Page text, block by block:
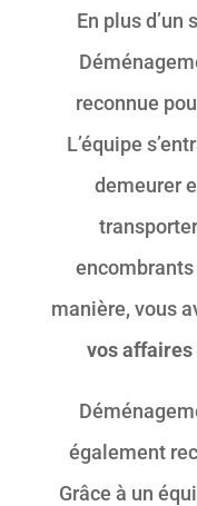
En plus
reconnue
L’équipe
demeurer
manière, vous
vos affaires
également
Grâce à un